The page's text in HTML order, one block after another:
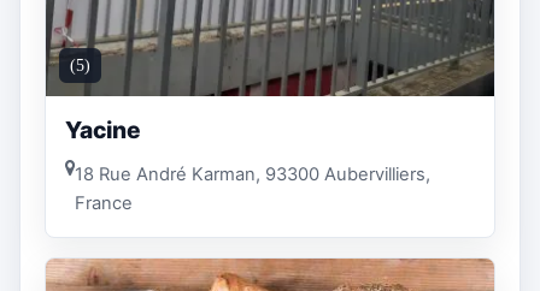
(5)
Yacine
18 Rue André Karman, 93300 Aubervilliers,
France